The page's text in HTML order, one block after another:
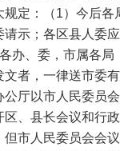
规定：（1）今后各
请示；各区县人委
办、委，市属各局
文者，一律送市委
公厅以市人民委员
区、县长会议和行
但市人民委员会会